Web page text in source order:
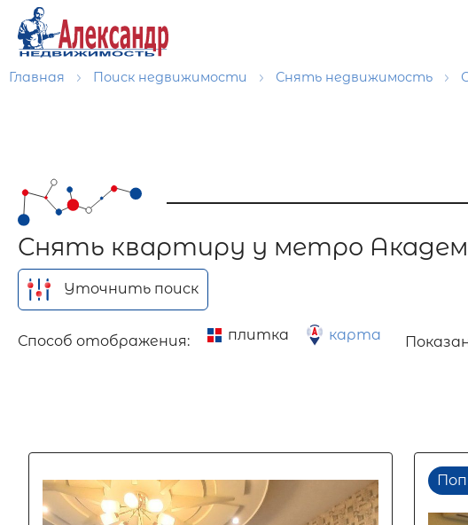
Главная Поиск недвижимости Снять недвижимость
Снять квартиру у метро
Уточнить поиск
Способ отображения: плитка карта